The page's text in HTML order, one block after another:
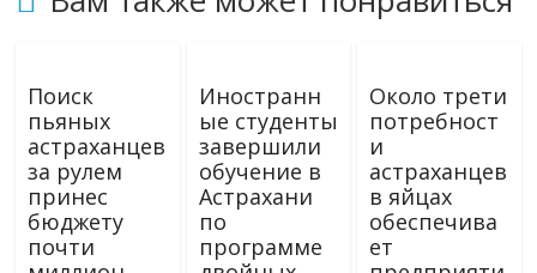
Поиск
пьяных
астраханцев
за рулем
принес
бюджету
почти
Иностранн
ые студенты
завершили
обучение в
Астрахани
по
программе
Около трети
потребност
и
астраханцев
в яйцах
обеспечива
ет